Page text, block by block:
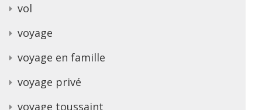
vol
voyage
voyage en famille
voyage privé
voyage toussaint